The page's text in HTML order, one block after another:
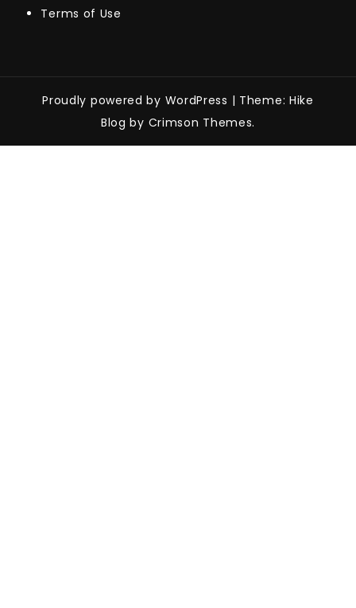
Terms of Use
Proudly powered by WordPress | Theme: Hike
Blog by Crimson Themes.